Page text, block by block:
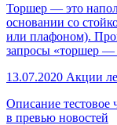
Торшер — это
основании со
или плафоном).
запросы «торшер —
13.07.2020 Акции
Описание тестовое
в превью новостей